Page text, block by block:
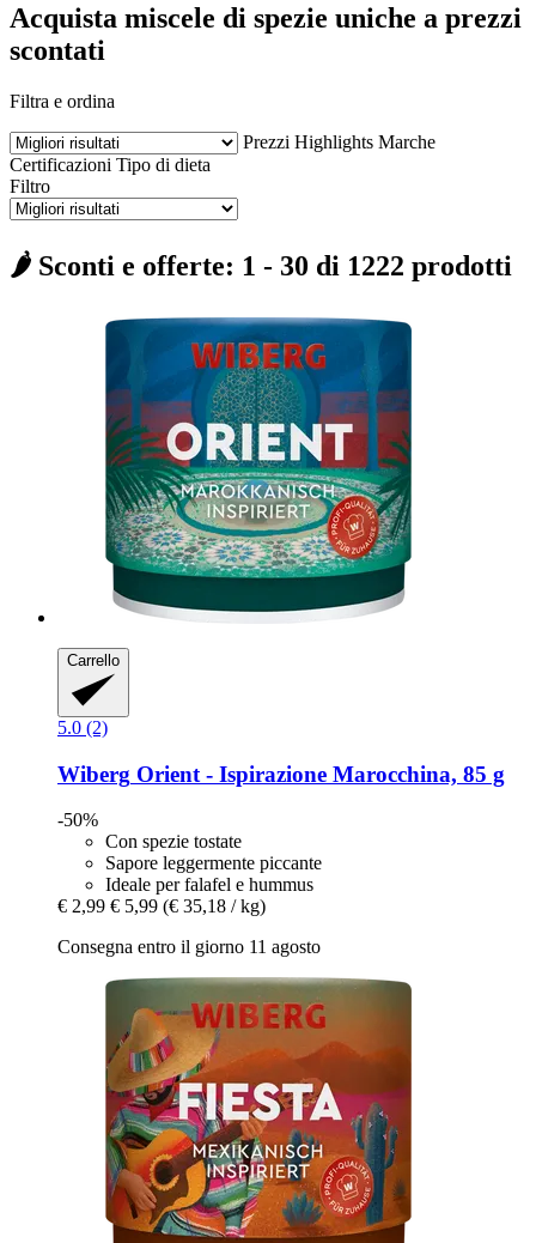
Acquista miscele di spezie uniche a prezzi
scontati
Filtra e ordina
Prezzi Highlights Marche
Certificazioni Tipo di dieta
Filtro
🌶️ Sconti e offerte: 1 - 30 di 1222 prodotti
Carrello
5.0 (2)
Wiberg Orient -​ Ispirazione Marocchina, 85 g
-50%
Con spezie tostate
Sapore leggermente piccante
Ideale per falafel e hummus
€ 2,99 € 5,99 (€ 35,18 / kg)
Consegna entro il giorno 11 agosto